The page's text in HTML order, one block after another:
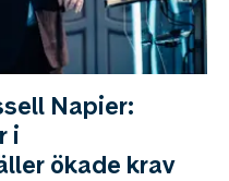
Napier:
i
ökade krav